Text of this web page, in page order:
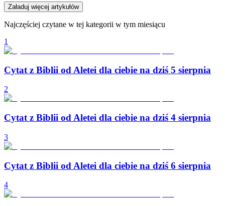
Załaduj więcej artykułów
Najczęściej czytane w tej kategorii w tym miesiącu
1
Cytat z Biblii od Aletei dla ciebie na dziś 5 sierpnia
2
Cytat z Biblii od Aletei dla ciebie na dziś 4 sierpnia
3
Cytat z Biblii od Aletei dla ciebie na dziś 6 sierpnia
4